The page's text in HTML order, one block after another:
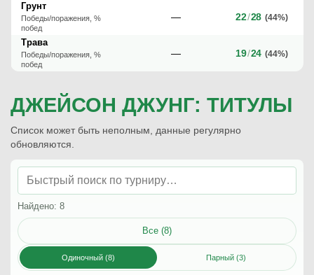
Грунт
Победы/поражения, %
побед
— 22/28 (44%)
Трава
Победы/поражения, %
побед
— 19/24 (44%)
ДЖЕЙСОН ДЖУНГ: ТИТУЛЫ
Список может быть неполным, данные регулярно
обновляются.
Найдено: 8
Все (8)
Одиночный (8) Парный (3)